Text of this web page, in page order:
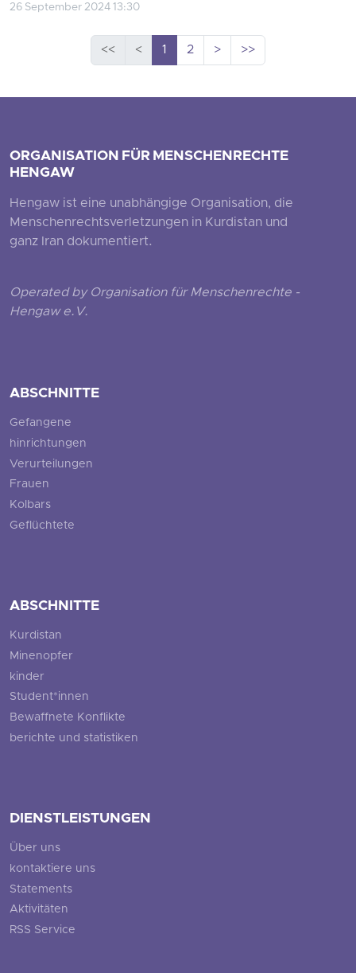
26 September 2024 13:30
<< < 1 2 > >>
ORGANISATION FÜR MENSCHENRECHTE
HENGAW
Hengaw ist eine unabhängige Organisation, die
Menschenrechtsverletzungen in Kurdistan und
ganz Iran dokumentiert.
Operated by Organisation für Menschenrechte -
Hengaw e.V.
ABSCHNITTE
Gefangene
hinrichtungen
Verurteilungen
Frauen
Kolbars
Geflüchtete
ABSCHNITTE
Kurdistan
Minenopfer
kinder
Student*innen
Bewaffnete Konflikte
berichte und statistiken
DIENSTLEISTUNGEN
Über uns
kontaktiere uns
Statements
Aktivitäten
RSS Service